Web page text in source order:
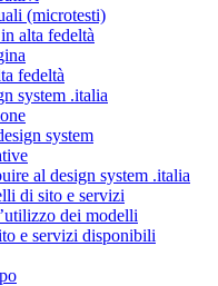
(microtesti)
alta fedeltà
fedeltà
system .italia
system
al design system .italia
di sito e servizi
dei modelli
e servizi disponibili